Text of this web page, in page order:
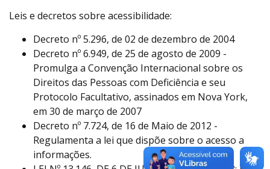
Leis e decretos sobre acessibilidade:
Decreto nº 5.296, de 02 de dezembro de 2004
Decreto nº 6.949, de 25 de agosto de 2009 -
Promulga a Convenção Internacional sobre os
Direitos das Pessoas com Deficiência e seu
Protocolo Facultativo, assinados em Nova York,
em 30 de março de 2007
Decreto nº 7.724, de 16 de Maio de 2012 -
Regulamenta a lei que dispõe sobre o acesso a
informações.